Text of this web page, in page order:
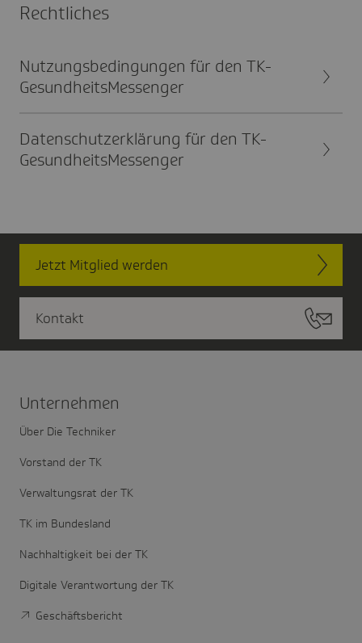
Recht­li­ches
Nutzungs­be­din­gungen für den TK-
Gesund­heits­Mes­senger
Daten­schutz­er­klä­rung für den TK-
Gesund­heits­Mes­senger
Jetzt Mitglied werden
Kontakt
Unter­nehmen
Über Die Techniker
Vorstand der TK
Verwaltungsrat der TK
TK im Bundesland
Nachhaltigkeit bei der TK
Digitale Verantwortung der TK
Geschäftsbericht